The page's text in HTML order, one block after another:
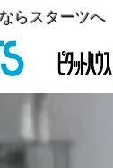
らスターツへ